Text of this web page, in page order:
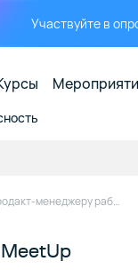
Участвуйте в
Как продакт-менеджеру работать с инженерными B2B-продуктами: вызовы и решения